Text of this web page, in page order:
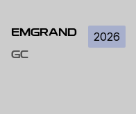
EMGRAND 2026
GC